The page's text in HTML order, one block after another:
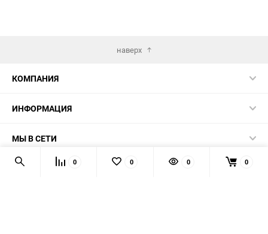
наверх
КОМПАНИЯ
ИНФОРМАЦИЯ
МЫ В СЕТИ
КОНТАКТЫ
0 0 0 0